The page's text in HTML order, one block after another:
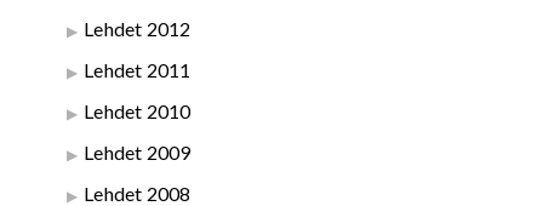
Lehdet 2012
Lehdet 2011
Lehdet 2010
Lehdet 2009
Lehdet 2008